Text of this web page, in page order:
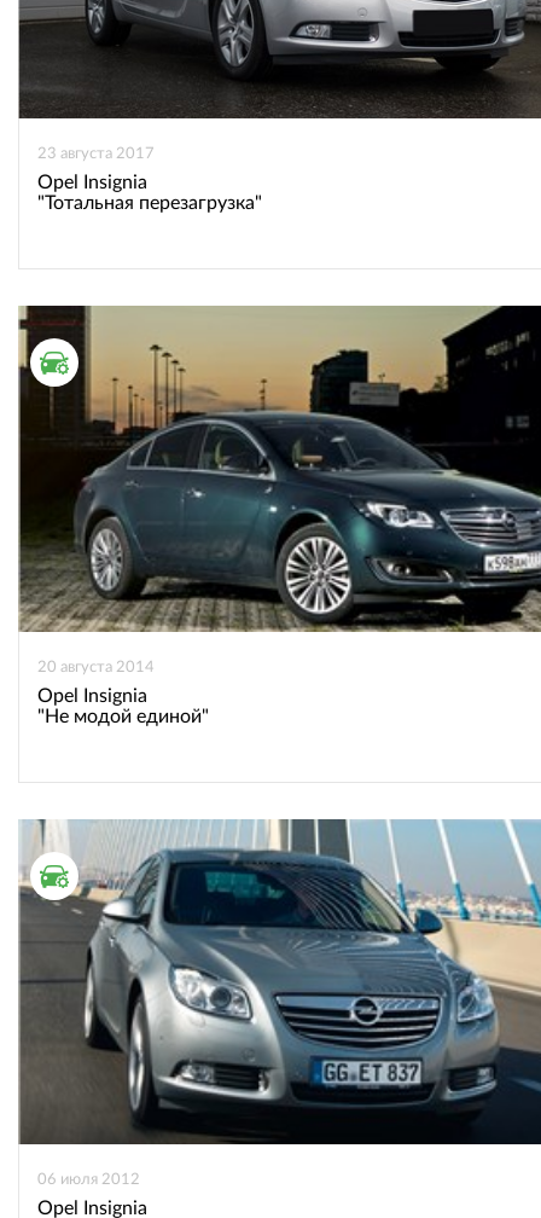
23 августа 2017
Opel Insignia
"Тотальная перезагрузка"
20 августа 2014
Opel Insignia
"Не модой единой"
ТЕСТ ДРАЙВ
06 июля 2012
Opel Insignia